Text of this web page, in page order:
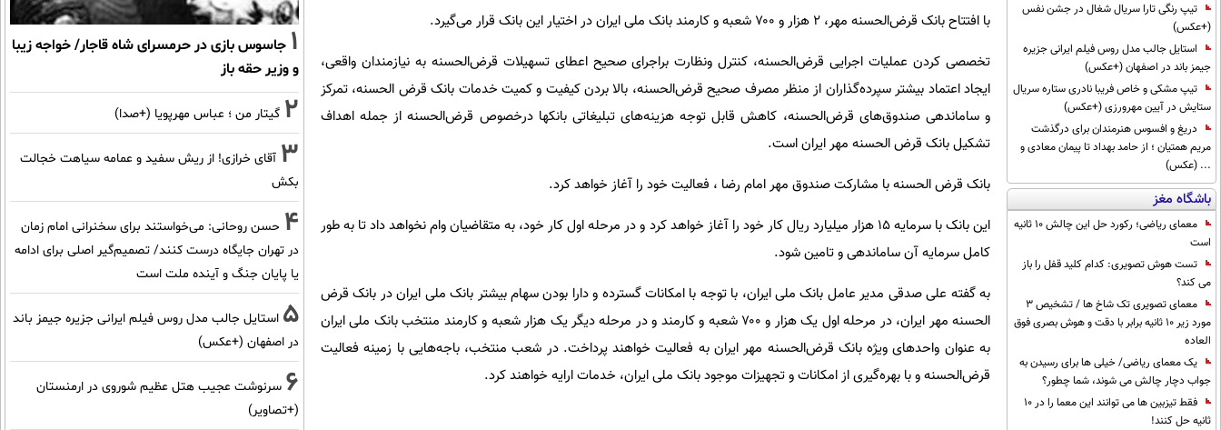
تیپ رنگی تارا سریال شغال در جشن نفس
(+عکس)
استایل جالب مدل روس فیلم ایرانی جزیره
جیمز باند در اصفهان (+عکس)
تیپ مشکی و خاص فریبا نادری ستاره سریال
ستایش در آیین مهرورزی (+عکس)
دریغ و افسوس هنرمندان برای درگذشت
مریم همتیان ؛ از حامد بهداد تا پیمان معادی و
... (عکس)
باشگاه مغز
معمای ریاضی؛ رکورد حل این چالش 10 ثانیه
است
تست هوش تصویری: کدام کلید قفل را باز
می کند؟
معمای تصویری تک شاخ ها / تشخیص 3
مورد زیر 10 ثانیه برابر با دقت و هوش بصری فوق
العاده
یک معمای ریاضی/ خیلی ها برای رسیدن به
جواب دچار چالش می شوند، شما چطور؟
فقط تیزبین ها می توانند این معما را در 10
ثانیه حل کنند!
با افتتاح بانک قرض‌الحسنه مهر، 2 هزار و ‪ ۷۰۰‬شعبه و کارمند بانک ملی ایران در اختیار این بانک قرار می‌گیرد.
تخصصی کردن عملیات اجرایی قرض‌الحسنه، کنترل ونظارت براجرای صحیح اعطای تسهیلات قرض‌الحسنه به نیازمندان واقعی،
ایجاد اعتماد بیشتر سپرده‌گذاران از منظر مصرف صحیح قرض‌الحسنه، بالا بردن کیفیت و کمیت خدمات بانک قرض الحسنه، تمرکز
و ساماندهی صندوق‌های قرض‌الحسنه، کاهش قابل توجه هزینه‌های تبلیغاتی بانکها درخصوص قرض‌الحسنه از جمله اهداف
تشکیل بانک قرض الحسنه مهر ایران است.
بانک قرض الحسنه با مشارکت صندوق مهر امام رضا ، فعالیت خود را آغاز خواهد کرد.
این بانک با سرمایه 15 هزار میلیارد ریال کار خود را آغاز خواهد کرد و در مرحله اول کار خود، به متقاضیان وام نخواهد داد تا به طور
کامل سرمایه آن ساماندهی و تامین شود.
به گفته علی صدقی مدیر عامل بانک ملی ایران، با توجه با امکانات گسترده و دارا بودن سهام بیشتر بانک ملی ایران در بانک قرض
‌الحسنه مهر ایران، در مرحله اول یک هزار و ‪۷۰۰‬ شعبه و کارمند و در مرحله دیگر یک هزار شعبه و کارمند منتخب بانک ملی ایران
به عنوان واحدهای ویژه بانک قرض‌الحسنه مهر ایران به فعالیت خواهند پرداخت. در شعب منتخب، باجه‌هایی با زمینه فعالیت
قرض‌الحسنه و با بهره‌گیری از امکانات و تجهیزات موجود بانک ملی ایران، خدمات ارایه خواهند کرد.
1 جاسوس بازی در حرمسرای شاه قاجار/ خواجه زیبا
و وزیر حقه باز
2 گیتار من ؛ عباس مهرپویا (+صدا)
3 آقای خرازی! از ریش سفید و عمامه سیاهت خجالت
بکش
4 حسن روحانی: می‌خواستند برای سخنرانی امام زمان
در تهران جایگاه درست کنند/ تصمیم‌گیر اصلی برای ادامه
یا پایان جنگ و آینده ملت است
5 استایل جالب مدل روس فیلم ایرانی جزیره جیمز باند
در اصفهان (+عکس)
6 سرنوشت عجیب هتل عظیم شوروی در ارمنستان
(+تصاویر)